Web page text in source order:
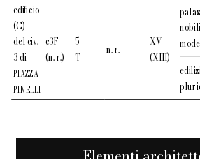
edificio
(C)
del civ.
3 di
PIAZZA
PINELLI
c3F
(n. r.)
5
T
n. r.
XV
(XIII)